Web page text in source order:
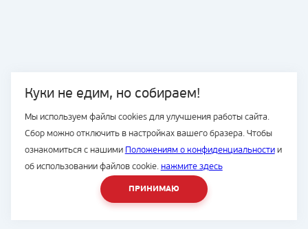
Куки не едим, но собираем!
Мы используем файлы cookies для улучшения работы сайта.
Сбор можно отключить в настройках вашего бразера. Чтобы
ознакомиться с нашими Положениям о конфиденциальностии
об использовании файлов cookie. нажмите здесь
ПРИНИМАЮ